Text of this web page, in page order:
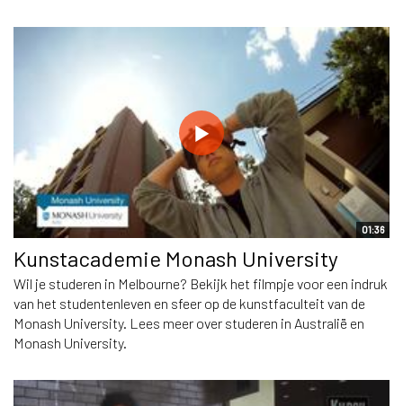
01:36
Kunstacademie Monash University
Wil je studeren in Melbourne? Bekijk het filmpje voor een indruk
van het studentenleven en sfeer op de kunstfaculteit van de
Monash University. Lees meer over studeren in Australië en
Monash University.